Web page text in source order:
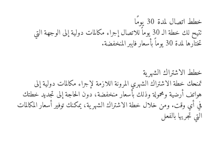
خطط اتصال لمدة 30 يومًا
تتيح لك خطة الـ 30 يوماً للاتصال إجراء مكالمات دولية إلى الوجهة التي
تختارها لمدة 30 يوماً بأسعار فايبر المنخفضة.
خطط الاشتراك الشهرية
تمنحك خطة الاشتراك الشهري المرونة اللازمة لإجراء مكالمات دولية إلى
هواتف أرضية ومحمولة وذلك بأسعار منخفضة، دون الحاجة إلى تجديد خطتك
في أي وقت. ومن خلال خطة الاشتراك الشهرية، يمكنك توفير أسعار المكالمات
التي تجريها بالفعل